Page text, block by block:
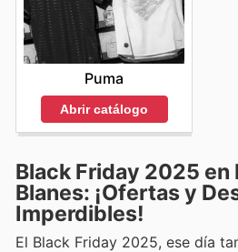
Puma
Abrir catálogo
Black Friday 2025 en
Blanes: ¡Ofertas y
Imperdibles!
El Black Friday 2025, ese día